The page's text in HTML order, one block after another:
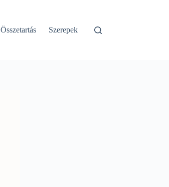
Összetartás Szerepek